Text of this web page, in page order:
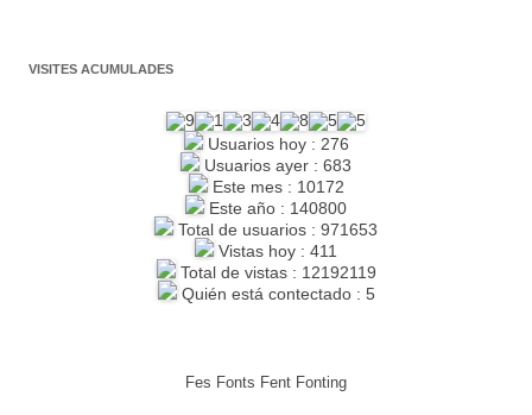
VISITES ACUMULADES
Usuarios hoy : 276
Usuarios ayer : 683
Este mes : 10172
Este año : 140800
Total de usuarios : 971653
Vistas hoy : 411
Total de vistas : 12192119
Quién está contectado : 5
Fes Fonts Fent Fonting